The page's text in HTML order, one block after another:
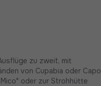
zu zweit, mit
von Cupabia oder Capo
oder zur Strohhütte